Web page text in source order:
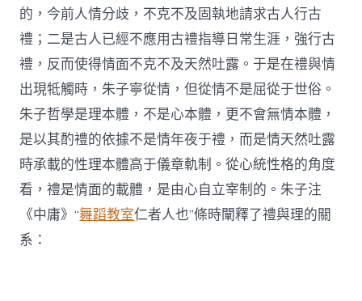
的，今前人情分歧，不克不及固執地請求古人行古
禮；二是古人已經不應用古禮指導日常生涯，強行古
禮，反而使得情面不克不及天然吐露。于是在禮與情
出現牴觸時，朱子寧從情，但從情不是屈從于世俗。
朱子哲學是理本體，不是心本體，更不會無情本體，
是以其酌禮的依據不是情年夜于禮，而是情天然吐露
時承載的性理本體高于儀章軌制。從心統性格的角度
看，禮是情面的載體，是由心自立宰制的。朱子注
《中庸》“舞蹈教室仁者人也”條時闡釋了禮與理的關
系：